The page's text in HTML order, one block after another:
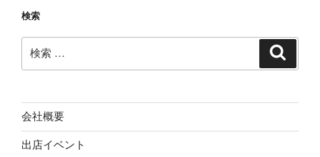
検索
索:
会社概要
出店イベント